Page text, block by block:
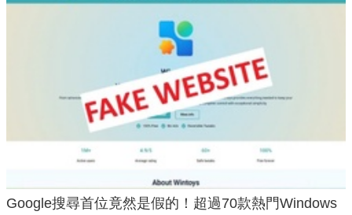
Google搜尋首位竟然是假的！超過70款熱門Windows